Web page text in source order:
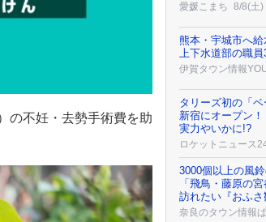
の不妊・去勢手術費を助
愛媛こまち 8/8(土)
熊本・宇城市へ
上下水道部の職員
伊賀タウン情報
タリーズ初の「
新宿にオープン
実力やいかに!?
ロケットニュース
3000個以上の風
「飛鳥・藤原の
訪れたい『おふ
奈良のタウン情報